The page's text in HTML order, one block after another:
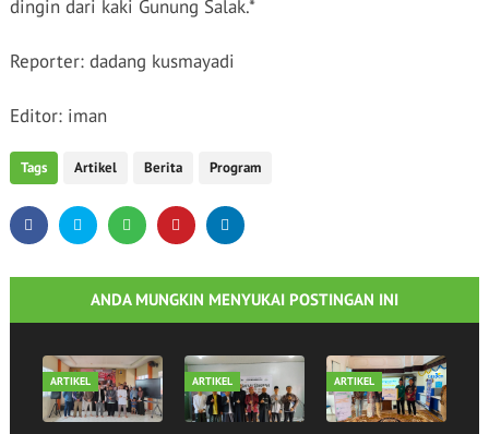
dingin dari kaki Gunung Salak.*
Reporter: dadang kusmayadi
Editor: iman
Tags Artikel Berita Program
ANDA MUNGKIN MENYUKAI POSTINGAN INI
ARTIKEL ARTIKEL ARTIKEL